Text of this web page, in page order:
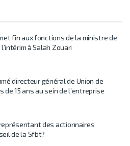
fin aux fonctions de la ministre de
à Salah Zouari
directeur général de Union de
de 15 ans au sein de l’entreprise
des actionnaires
de la Sfbt?